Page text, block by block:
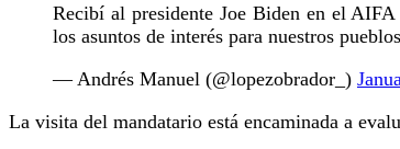
Recibí al presidente Joe Biden en el
los asuntos de interés para nuestros
— Andrés Manuel (@lopezobrador_)
La visita del mandatario está encaminada a